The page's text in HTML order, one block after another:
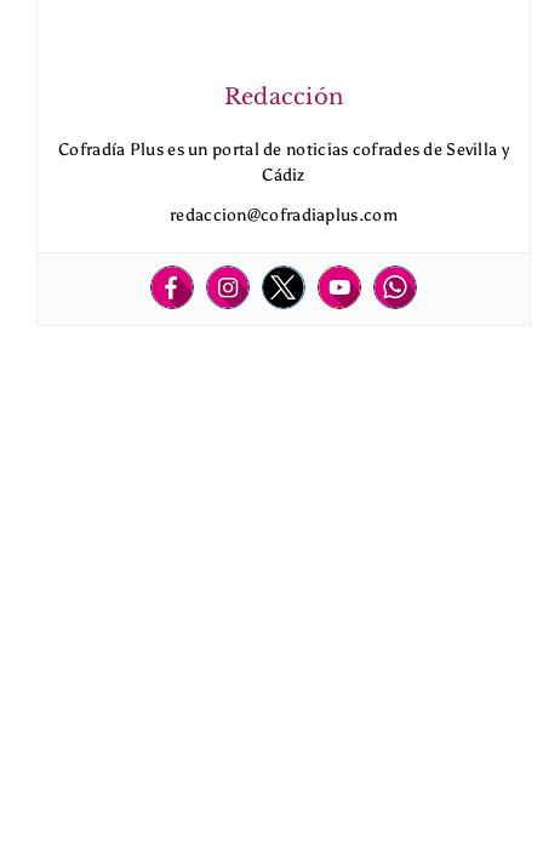
Redacción
Cofradía Plus es un portal de noticias cofrades de Sevilla y
Cádiz
redaccion@cofradiaplus.com